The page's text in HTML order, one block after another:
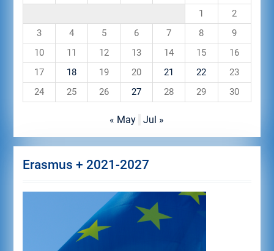
1
2
3
4 5 6 7 8
9
10
11 12 13 14 15
16
17
18 19 20 21 22
23
24
25 26 27 28 29 30
« May Jul »
Erasmus + 2021-2027